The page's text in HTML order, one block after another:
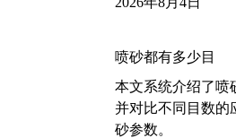
喷砂都有多少目
本文系统介绍了喷
并对比不同目数的
砂参数。